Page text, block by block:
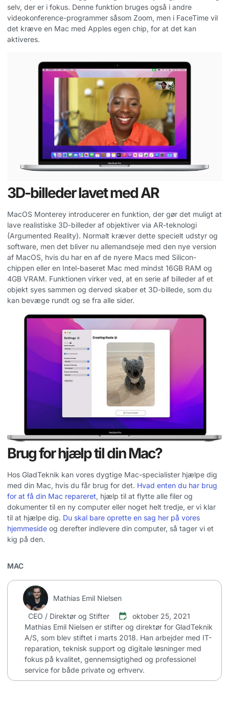
selv, der er i fokus. Denne funktion bruges også i andre
videokonference-programmer såsom Zoom, men i FaceTime vil
det kræve en Mac med Apples egen chip, for at det kan
aktiveres.
3D-billeder lavet med AR
MacOS Monterey introducerer en funktion, der gør det muligt at
lave realistiske 3D-billeder af objektiver via AR-teknologi
(Argumented Reality). Normalt kræver dette specielt udstyr og
software, men det bliver nu allemandseje med den nye version
af MacOS, hvis du har en af de nyere Macs med Silicon-
chippen eller en Intel-baseret Mac med mindst 16GB RAM og
4GB VRAM. Funktionen virker ved, at en serie af billeder af et
objekt syes sammen og derved skaber et 3D-billede, som du
kan bevæge rundt og se fra alle sider.
Brug for hjælp til din Mac?
Hos GladTeknik kan vores dygtige Mac-specialister hjælpe dig
med din Mac, hvis du får brug for det. Hvad enten du har brug
for at få din Mac repareret, hjælp til at flytte alle filer og
dokumenter til en ny computer eller noget helt tredje, er vi klar
til at hjælpe dig. Du skal bare oprette en sag her på vores
hjemmeside og derefter indlevere din computer, så tager vi et
kig på den.
MAC
Mathias Emil Nielsen
CEO / Direktør og Stifter
oktober 25, 2021
Mathias Emil Nielsen er stifter og direktør for GladTeknik
A/S, som blev stiftet i marts 2018. Han arbejder med IT-
reparation, teknisk support og digitale løsninger med
fokus på kvalitet, gennemsigtighed og professionel
service for både private og erhverv.